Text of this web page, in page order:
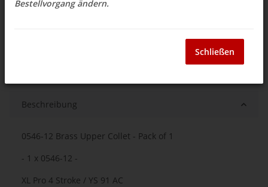
Beschreibung
0546-12 Brass Upper Collet - Pack of 1
- 1 x 0546-12 -
XL Pro 4 Stroke / YS 91 AC
Bestellvorgang ändern.
Schließen